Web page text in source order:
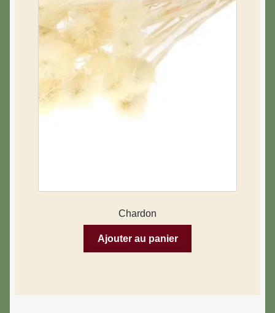
Chardon
Ajouter au panier